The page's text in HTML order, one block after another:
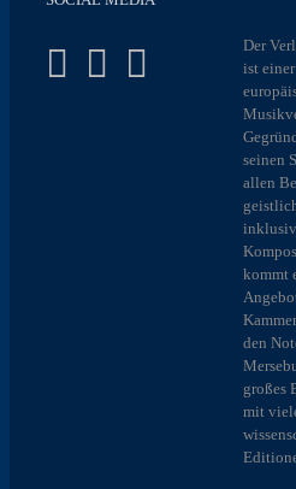
Der
ist
seinen
allen
kommt
den
großes
mit